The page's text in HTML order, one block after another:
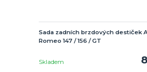
Sada zadních brzdových destiček
Romeo 147 / 156 / GT
Skladem